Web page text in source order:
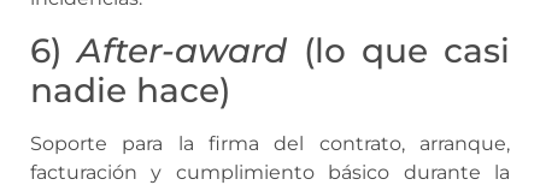
6)After-award (lo que casi
nadie hace)
Soporte para la firma del contrato, arranque,
facturación y cumplimiento básico durante la